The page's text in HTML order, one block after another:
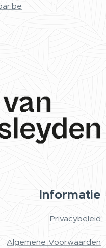
Informatie
Privacybeleid
Algemene Voorwaarden